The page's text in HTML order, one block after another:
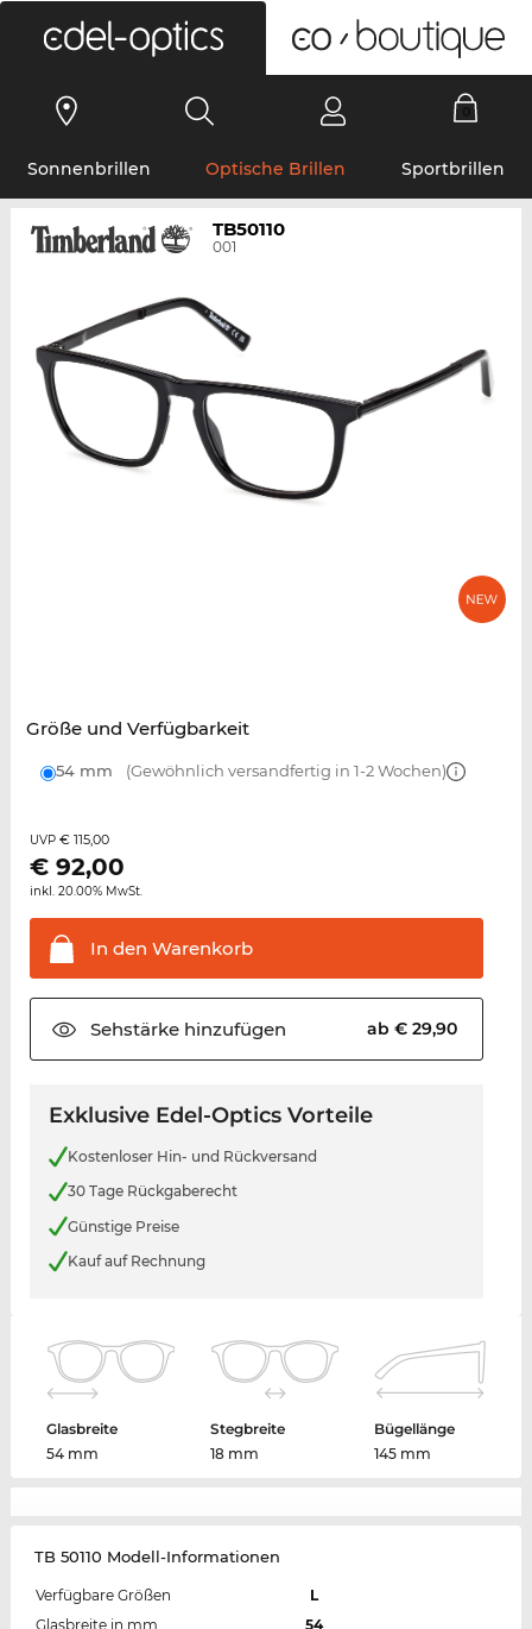
Sonnenbrillen Optische Brillen Sportbrillen
TB50110
001
Größe und Verfügbarkeit
54 mm (Gewöhnlich versandfertig in 1-2 Wochen)
UVP € 115,00
€ 92,00
inkl. 20.00% MwSt.
In den Warenkorb
Sehstärkehinzufügen ab € 29,90
Exklusive Edel-Optics Vorteile
Kostenloser Hin- und Rückversand
30 Tage Rückgaberecht
Günstige Preise
Kauf auf Rechnung
Glasbreite
54 mm
Stegbreite
18 mm
Bügellänge
145 mm
TB 50110 Modell-Informationen
Verfügbare Größen
L
Glasbreite in mm
54